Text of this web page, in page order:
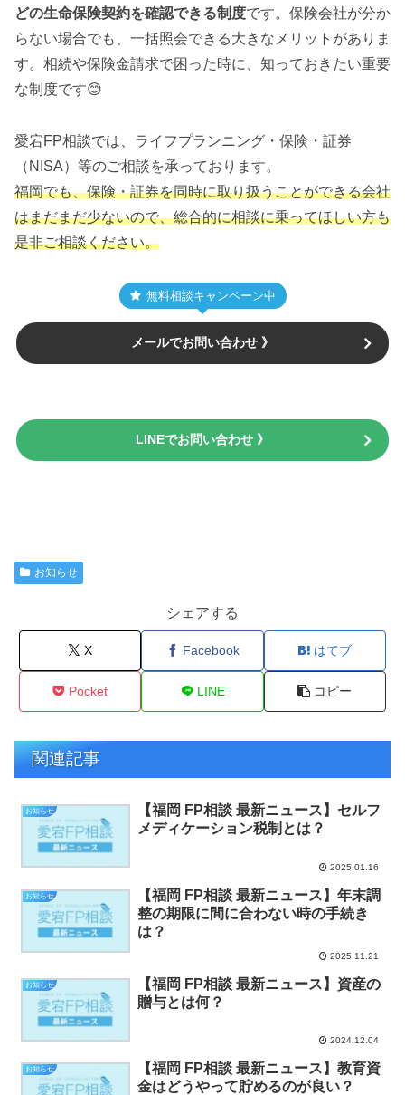
どの生命保険契約を確認できる制度です。保険会社が分か
らない場合でも、一括照会できる大きなメリットがありま
す。相続や保険金請求で困った時に、知っておきたい重要
な制度です😊
愛宕FP相談では、ライフプランニング・保険・証券
（NISA）等のご相談を承っております。
福岡でも、保険・証券を同時に取り扱うことができる会社
はまだまだ少ないので、総合的に相談に乗ってほしい方も
是非ご相談ください。
無料相談キャンペーン中
メールでお問い合わせ 》
LINEでお問い合わせ 》
お知らせ
シェアする
X Facebook はてブ
Pocket LINE コピー
関連記事
お知らせ
【福岡 FP相談 最新ニュース】セルフ
メディケーション税制とは？
2025.01.16
お知らせ
【福岡 FP相談 最新ニュース】年末調
整の期限に間に合わない時の手続き
は？
2025.11.21
お知らせ
【福岡 FP相談 最新ニュース】資産の
贈与とは何？
2024.12.04
お知らせ
【福岡 FP相談 最新ニュース】教育資
金はどうやって貯めるのが良い？